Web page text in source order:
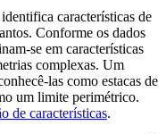
características de
Conforme os dados
se em características
complexas. Um
las como estacas de
um limite perimétrico.
de características.